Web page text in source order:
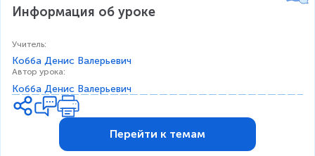
Информация об уроке
Учитель:
Кобба Денис Валерьевич
Автор урока:
Кобба Денис Валерьевич
Перейти к темам